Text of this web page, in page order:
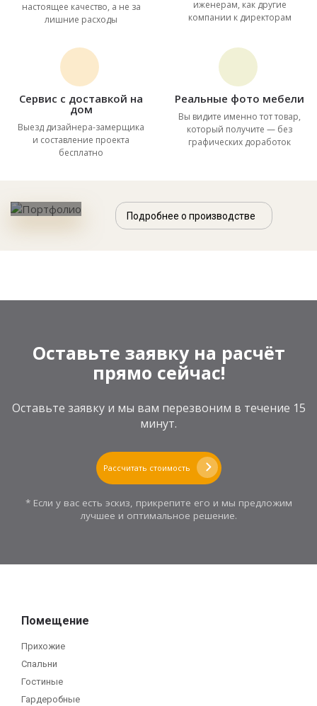
настоящее качество, а не за
лишние расходы
иженерам, как другие
компании к директорам
Сервис с доставкой на
дом
Выезд дизайнера-замерщика
и составление проекта
бесплатно
Реальные фото мебели
Вы видите именно тот товар,
который получите — без
графических доработок
Подробнее о производстве
Оставьте заявку на расчёт
прямо сейчас!
Оставьте заявку и мы вам перезвоним в течение 15
минут.
Рассчитать стоимость
* Если у вас есть эскиз, прикрепите его и мы предложим
лучшее и оптимальное решение.
Помещение
Прихожие
Спальни
Гостиные
Гардеробные